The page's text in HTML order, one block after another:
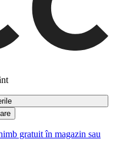
gratuit în magazin sau